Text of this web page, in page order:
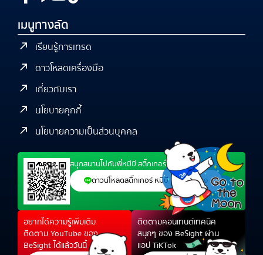
เมนูทางลัด
เรียนรู้การเทรด
ดาวโหลดเครื่องมือ
เกี่ยวกับเรา
นโยบายคุกกี้
นโยบายความเป็นส่วนบุคคล
สนุกสนานไปกับพี่หมีบี สติ๊กเกอร์ไลน์สุดน่ารัก ได้แล้ว
ดาวน์โหลดสติ๊กเกอร์ หมีบี นักเทรดทอง
อยากได้ความรู้เพิ่มเติม
ติดตาม YouTube ของ
BeSight ได้แล้ววันนี้
ติดตามคอนเทนต์เทคนิค
สนุกๆ ของ BeSight ผ่าน
แอป TiKTok